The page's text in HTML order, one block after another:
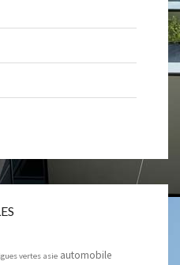
vertes asie automobile